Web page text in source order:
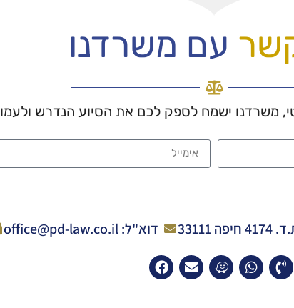
עם משרדנו
משרדנו ישמח לספק לכם את הסיוע הנדרש
דוא"ל: office@pd-law.co.il